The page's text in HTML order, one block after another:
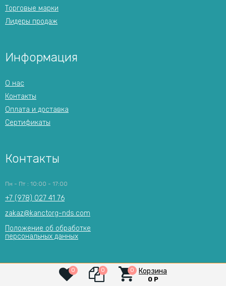
Торговые марки
Лидеры продаж
Информация
О нас
Контакты
Оплата и доставка
Сертификаты
Контакты
Пн - Пт : 10:00 - 17:00
+7 (978) 027 41 76
zakaz@kanctorg-nds.com
Положение об обработке
персональных данных
0 0 0 Корзина
0 Р